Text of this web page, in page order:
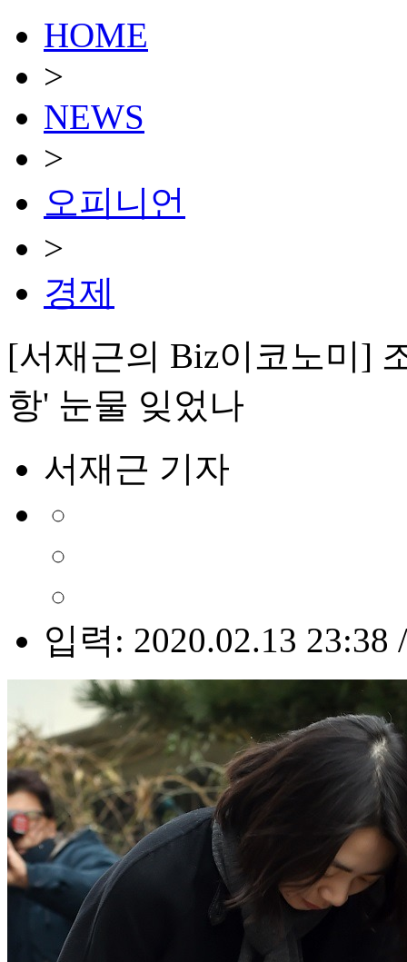
HOME
>
NEWS
>
오피니언
>
경제
[서재근의 Biz이코노미]
항' 눈물 잊었나
서재근 기자
입력: 2020.02.13 23:38